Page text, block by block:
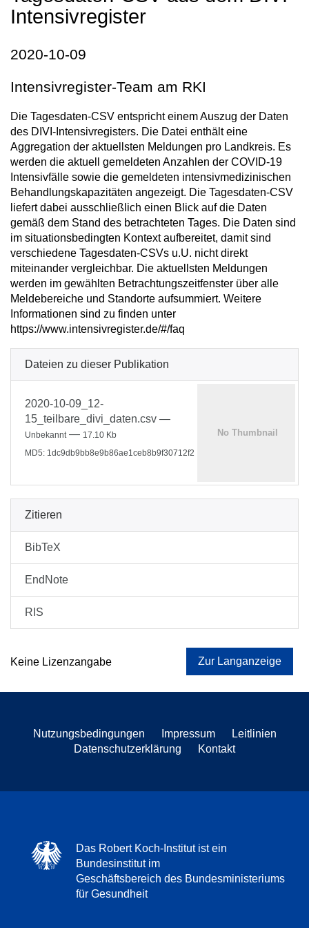
Intensivregister
2020-10-09
Intensivregister-Team am RKI
Die Tagesdaten-CSV entspricht einem Auszug der Daten
des DIVI-Intensivregisters. Die Datei enthält eine
Aggregation der aktuellsten Meldungen pro Landkreis. Es
werden die aktuell gemeldeten Anzahlen der COVID-19
Intensivfälle sowie die gemeldeten intensivmedizinischen
Behandlungskapazitäten angezeigt. Die Tagesdaten-CSV
liefert dabei ausschließlich einen Blick auf die Daten
gemäß dem Stand des betrachteten Tages. Die Daten sind
im situationsbedingten Kontext aufbereitet, damit sind
verschiedene Tagesdaten-CSVs u.U. nicht direkt
miteinander vergleichbar. Die aktuellsten Meldungen
werden im gewählten Betrachtungszeitfenster über alle
Meldebereiche und Standorte aufsummiert. Weitere
Informationen sind zu finden unter
https://www.intensivregister.de/#/faq
Dateien zu dieser Publikation
2020-10-09_12-
15_teilbare_divi_daten.csv —
Unbekannt — 17.10 Kb
MD5: 1dc9db9bb8e9b86ae1ceb8b9f30712f2
Zitieren
BibTeX
EndNote
RIS
Keine Lizenzangabe Zur Langanzeige
Nutzungsbedingungen Impressum
Leitlinien
Datenschutzerklärung
Kontakt
Das Robert Koch-Institut ist ein
Bundesinstitut im
Geschäftsbereich des Bundesministeriums
für Gesundheit